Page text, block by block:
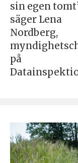
sin egen
säger Lena
Nordberg,
på